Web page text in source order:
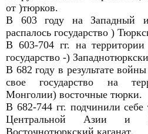
от )тюрков.
В 603 году на Западный и
распалось государство )
В 603-704 гг. на территории
государство -)
В 682 году в результате
свое государство на
Монголии) восточные тюрки.
В 682-744 гг. подчинили себе
Центральной Азии
Восточнотюркский каганат.